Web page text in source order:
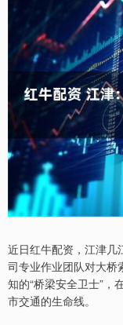
近日红牛配资，江津几
司专业作业团队对大桥
知的“桥梁安全卫士”，
市交通的生命线。